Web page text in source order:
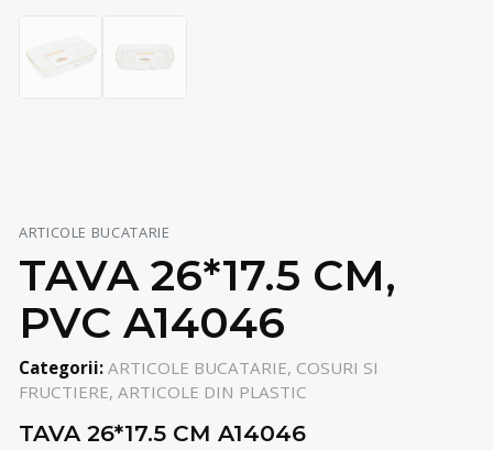
ARTICOLE BUCATARIE
TAVA 26*17.5 CM,
PVC A14046
Categorii: ARTICOLE BUCATARIE, COSURI SI
FRUCTIERE, ARTICOLE DIN PLASTIC
TAVA 26*17.5 CM A14046